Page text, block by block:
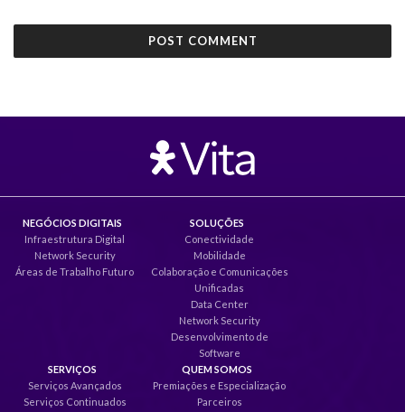
NEGÓCIOS DIGITAIS
Infraestrutura Digital
Network Security
Áreas de Trabalho Futuro
SOLUÇÕES
Conectividade
Mobilidade
Colaboração e Comunicações
Unificadas
Data Center
Network Security
Desenvolvimento de
Software
SERVIÇOS
Serviços Avançados
Serviços Continuados
QUEM SOMOS
Premiações e Especialização
Parceiros